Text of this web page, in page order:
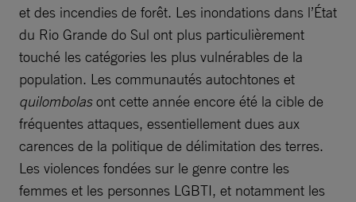
et des incendies de forêt. Les inondations dans l’État
du Rio Grande do Sul ont plus particulièrement
touché les catégories les plus vulnérables de la
population. Les communautés autochtones et
quilombolasont cette année encore été la cible de
fréquentes attaques, essentiellement dues aux
carences de la politique de délimitation des terres.
Les violences fondées sur le genre contre les
femmes et les personnes LGBTI, et notamment les